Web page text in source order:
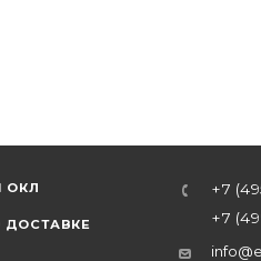
ОКЛ
ДОСТАВКЕ
+7
+7